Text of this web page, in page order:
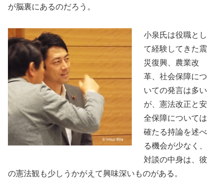
が脳裏にあるのだろう。
小泉氏は役職とし
て経験してきた震
災復興、農業改
革、社会保障につ
いての発言は多い
が、憲法改正と安
全保障については
確たる持論を述べ
る機会が少なく、
対談の中身は、彼
の憲法観も少しうかがえて興味深いものがある。